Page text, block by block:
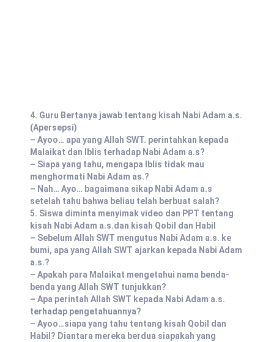
4. Guru Bertanya jawab tentang kisah Nabi Adam a.s.
(Apersepsi)
– Ayoo… apa yang Allah SWT. perintahkan kepada
Malaikat dan Iblis terhadap Nabi Adam a.s?
– Siapa yang tahu, mengapa Iblis tidak mau
menghormati Nabi Adam as.?
– Nah… Ayo… bagaimana sikap Nabi Adam a.s
setelah tahu bahwa beliau telah berbuat salah?
5. Siswa diminta menyimak video dan PPT tentang
kisah Nabi Adam a.s.dan kisah Qobil dan Habil
– Sebelum Allah SWT mengutus Nabi Adam a.s. ke
bumi, apa yang Allah SWT ajarkan kepada Nabi Adam
a.s.?
– Apakah para Malaikat mengetahui nama benda-
benda yang Allah SWT tunjukkan?
– Apa perintah Allah SWT kepada Nabi Adam a.s.
terhadap pengetahuannya?
– Ayoo…siapa yang tahu tentang kisah Qobil dan
Habil? Diantara mereka berdua siapakah yang